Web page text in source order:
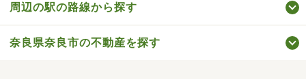
周辺の駅の路線から探す
奈良県奈良市の不動産を探す